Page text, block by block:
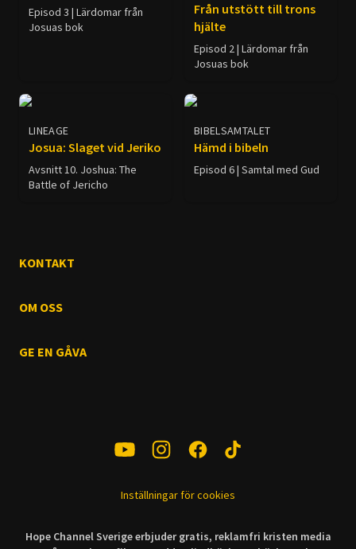
Episod 3 | Lärdomar från
Josuas bok
Från utstött till trons
hjälte
Episod 2 | Lärdomar från
Josuas bok
LINEAGE
Josua: Slaget vid Jeriko
Avsnitt 10. Joshua: The
Battle of Jericho
BIBELSAMTALET
Hämd i bibeln
Episod 6 | Samtal med Gud
KONTAKT
OM OSS
GE EN GÅVA
Inställningar för cookies
Hope Channel Sverige erbjuder gratis, reklamfri kristen media